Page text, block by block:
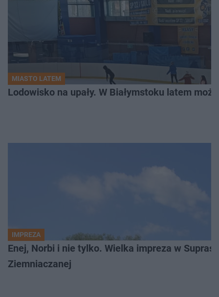
MIASTO LATEM
Lodowisko na upały. W Białymstoku latem
IMPREZA
Enej, Norbi i nie tylko. Wielka impreza w
Ziemniaczanej